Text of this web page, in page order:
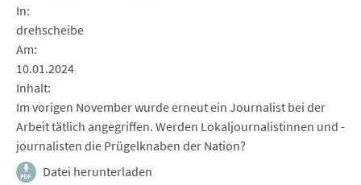
In
drehscheibe
Am
10.01.2024
Inhalt
Im vorigen November wurde erneut ein Journalist bei der
Arbeit tätlich angegriffen. Werden Lokaljournalistinnen und -
journalisten die Prügelknaben der Nation?
Datei herunterladen